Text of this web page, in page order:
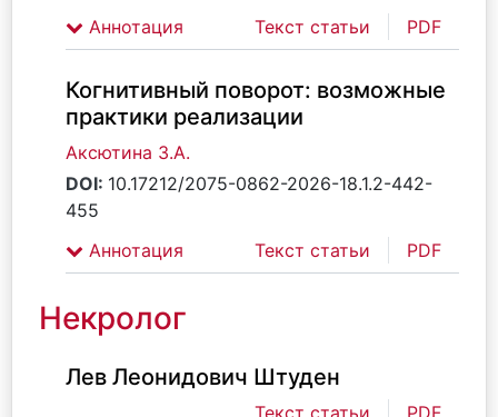
Аннотация
Текст статьи PDF
Когнитивный поворот: возможные
практики реализации
Аксютина З.А.
DOI: 10.17212/2075-0862-2026-18.1.2-442-
455
Аннотация
Текст статьи PDF
Некролог
Лев Леонидович Штуден
Текст статьи PDF